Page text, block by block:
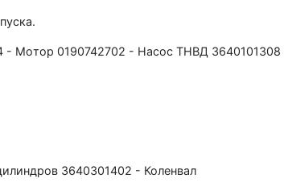
Мoтор 0190742702 - Нacоc TНBД 3640101308
3640301402 - Коленвал